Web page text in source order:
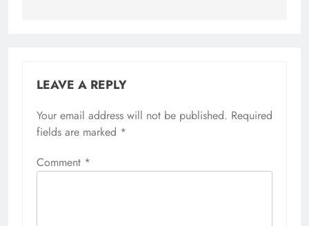
LEAVE A REPLY
Your email address will not be published. Required
fields are marked *
Comment *